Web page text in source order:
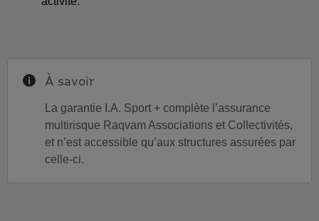
Information
À savoir
La garantie I.A. Sport + complète l’assurance
multirisque Raqvam Associations et Collectivités,
et n’est accessible qu’aux structures assurées par
celle-ci.